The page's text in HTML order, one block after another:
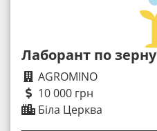
Лаборант по зерну
AGROMINO
10 000 грн
Біла Церква